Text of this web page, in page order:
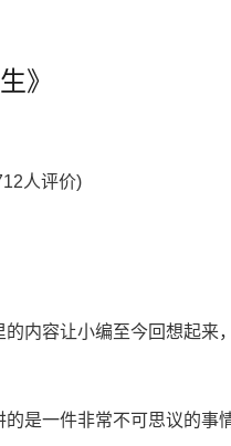
》
人评价)
的内容让小编至今回想起来
的是一件非常不可思议的